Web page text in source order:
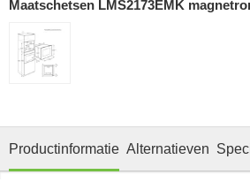
Maatschetsen LMS2173EMK
Productinformatie Alternatieven